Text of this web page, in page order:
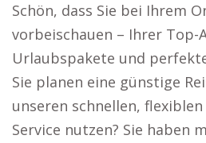
Schön, dass Sie bei Ihrem
vorbeischauen – Ihrer Top-
Urlaubspakete und
Sie planen eine günstige
unseren schnellen,
Service nutzen? Sie haben